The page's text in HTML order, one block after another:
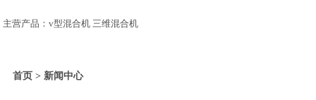
主营产品：v型混合机 三维混合机
首页 > 新闻中心